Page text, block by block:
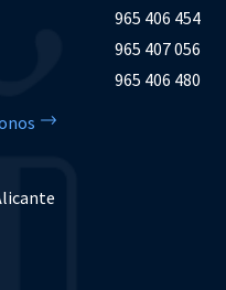
965 406 454
965 407 056
965 406 480